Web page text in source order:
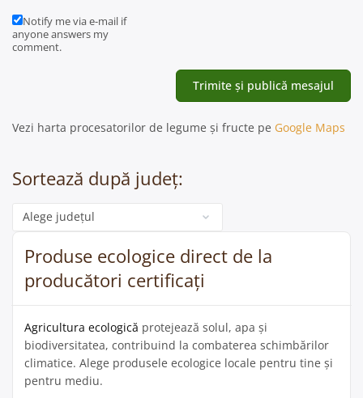
Notify me via e-mail if
anyone answers my
comment.
Vezi harta procesatorilor de legume și fructe pe Google Maps
Sortează după județ:
Categorie
Produse ecologice direct de la
producători certificați
Agricultura ecologică protejează solul, apa și
biodiversitatea, contribuind la combaterea schimbărilor
climatice. Alege produsele ecologice locale pentru tine și
pentru mediu.